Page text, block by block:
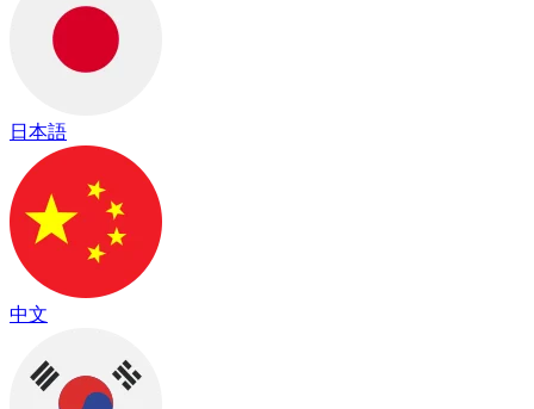
日本語
中文